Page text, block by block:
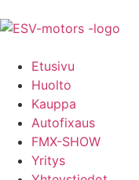
Etusivu
Huolto
Kauppa
Autofixaus
FMX-SHOW
Yritys